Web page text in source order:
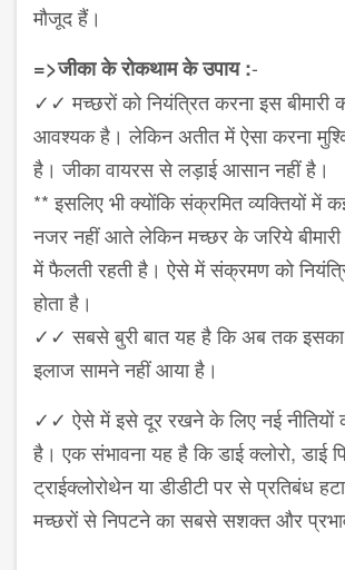
मौजूद हैं।
=>जीका के रोकथाम के उपाय :-
✓✓ मच्छरों को नियंत्रित करना इस बीमारी
आवश्यक है। लेकिन अतीत में ऐसा करना
है। जीका वायरस से लड़ाई आसान नहीं है।
** इसलिए भी क्योंकि संक्रमित व्यक्तियों में
नजर नहीं आते लेकिन मच्छर के जरिये
में फैलती रहती है। ऐसे में संक्रमण को
होता है।
✓✓ सबसे बुरी बात यह है कि अब तक इसका
इलाज सामने नहीं आया है।
✓✓ ऐसे में इसे दूर रखने के लिए नई नीतियों
है। एक संभावना यह है कि डाई क्लोरो, डाई
ट्राईक्लोरोथेन या डीडीटी पर से प्रतिबंध
मच्छरों से निपटने का सबसे सशक्त और